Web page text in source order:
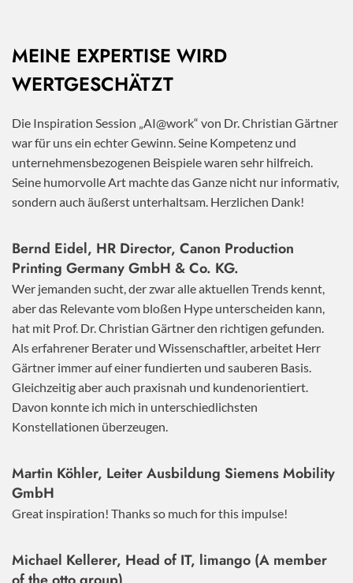
MEINE EXPERTISE WIRD
WERTGESCHÄTZT
Die Inspiration Session „AI@work“ von Dr. Christian Gärtner
war für uns ein echter Gewinn. Seine Kompetenz und
unternehmensbezogenen Beispiele waren sehr hilfreich.
Seine humorvolle Art machte das Ganze nicht nur informativ,
sondern auch äußerst unterhaltsam. Herzlichen Dank!
Bernd Eidel, HR Director, Canon Production
Printing Germany GmbH & Co. KG.
Wer jemanden sucht, der zwar alle aktuellen Trends kennt,
aber das Relevante vom bloßen Hype unterscheiden kann,
hat mit Prof. Dr. Christian Gärtner den richtigen gefunden.
Als erfahrener Berater und Wissenschaftler, arbeitet Herr
Gärtner immer auf einer fundierten und sauberen Basis.
Gleichzeitig aber auch praxisnah und kundenorientiert.
Davon konnte ich mich in unterschiedlichsten
Konstellationen überzeugen.
Martin Köhler, Leiter Ausbildung Siemens Mobility
GmbH
Great inspiration! Thanks so much for this impulse!
Michael Kellerer, Head of IT, limango (A member